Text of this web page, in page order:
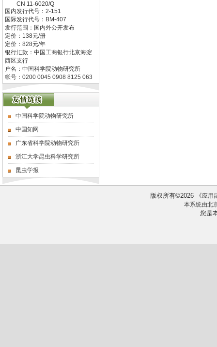
CN 11-6020/Q
国内发行代号： 2-151
国际发行代号： BM-407
发行范围：国内外公开发布
定价： 138元/册
定价： 828元/年
银行汇款：中国工商银行北京海淀
西区支行
户名：中国科学院动物研究所
帐号：0200 0045 0908 8125 063
中国科学院动物研究所
中国知网
广东省科学院动物研究所
浙江大学昆虫科学研究所
昆虫学报
版权所有©2026 《应用
本系统由北
您是